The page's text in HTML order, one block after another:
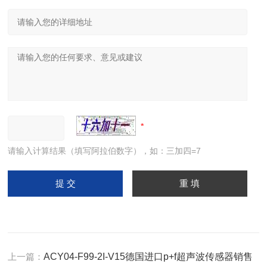
请输入计算结果（填写阿拉伯数字），如：三加四=7
上一篇：ACY04-F99-2I-V15德国进口p+f超声波传感器销售